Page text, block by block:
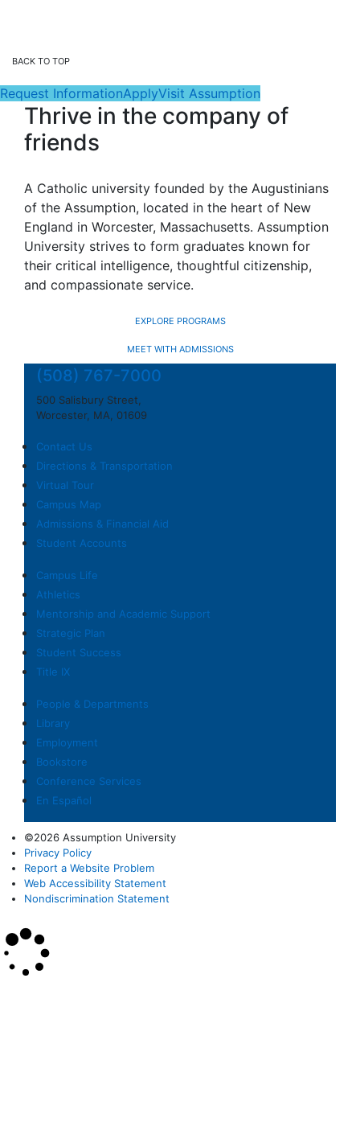
BACK TO TOP
Request InformationApplyVisit Assumption
Thrive in the company of
friends
A Catholic university founded by the Augustinians
of the Assumption, located in the heart of New
England in Worcester, Massachusetts. Assumption
University strives to form graduates known for
their critical intelligence, thoughtful citizenship,
and compassionate service.
EXPLORE PROGRAMS
MEET WITH ADMISSIONS
(508) 767-7000
500 Salisbury Street,
Worcester, MA, 01609
Contact Us
Directions & Transportation
Virtual Tour
Campus Map
Admissions & Financial Aid
Student Accounts
Campus Life
Athletics
Mentorship and Academic Support
Strategic Plan
Student Success
Title IX
People & Departments
Library
Employment
Bookstore
Conference Services
En Español
©2026 Assumption University
Privacy Policy
Report a Website Problem
Web Accessibility Statement
Nondiscrimination Statement